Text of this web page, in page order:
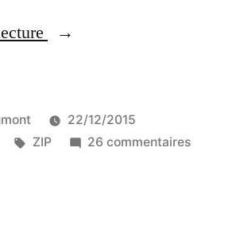
« Récupérer
:
22/12/2015
Étiquettes :
ZIP 26 commentairessur